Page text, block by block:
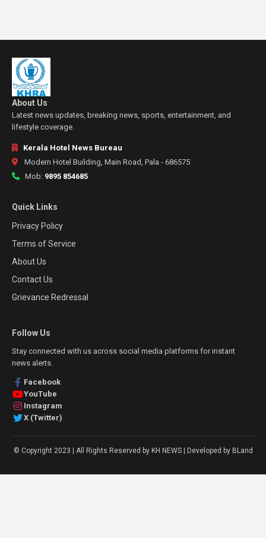
About Us
Latest news updates, breaking news, sports, entertainment, and
lifestyle coverage.
Kerala Hotel News Bureau
Modern Hotel Building, Main Road, Pala - 686575
Mob: 9895 854685
Quick Links
Privacy Policy
Terms of Service
About Us
Contact Us
Grievance Redressal
Follow Us
Stay connected with us across social media platforms for instant
news alerts.
Facebook
YouTube
Instagram
X (Twitter)
© Copyright 2023 | All Rights Reserved by KH NEWS | Developed by BLand